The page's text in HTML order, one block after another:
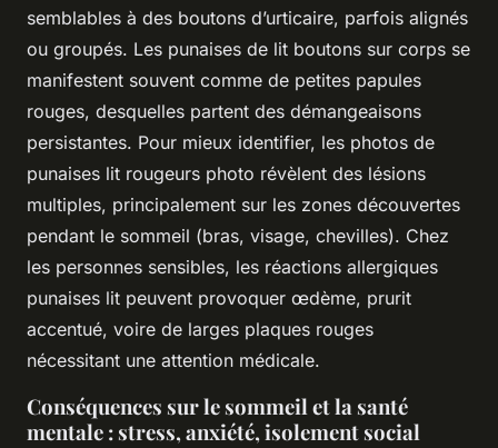
semblables à des boutons d’urticaire, parfois alignés
ou groupés. Les punaises de lit boutons sur corps se
manifestent souvent comme de petites papules
rouges, desquelles partent des démangeaisons
persistantes. Pour mieux identifier, les photos de
punaises lit rougeurs photo révèlent des lésions
multiples, principalement sur les zones découvertes
pendant le sommeil (bras, visage, chevilles). Chez
les personnes sensibles, les réactions allergiques
punaises lit peuvent provoquer œdème, prurit
accentué, voire de larges plaques rouges
nécessitant une attention médicale.
Conséquences sur le sommeil et la santé
mentale : stress, anxiété, isolement social